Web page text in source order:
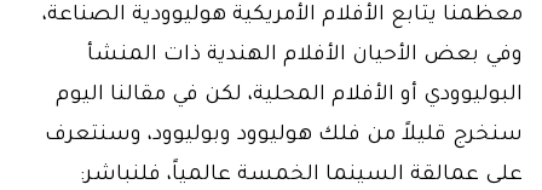
معظمنا يتابع الأفلام الأمريكية هوليوودية الصناعة،
وفي بعض الأحيان الأفلام الهندية ذات المنشأ
البوليوودي أو الأفلام المحلية، لكن في مقالنا اليوم
سنخرج قليلاً من فلك هوليوود وبوليوود، وسنتعرف
على عمالقة السينما الخمسة عالمياً، فلنباشر: